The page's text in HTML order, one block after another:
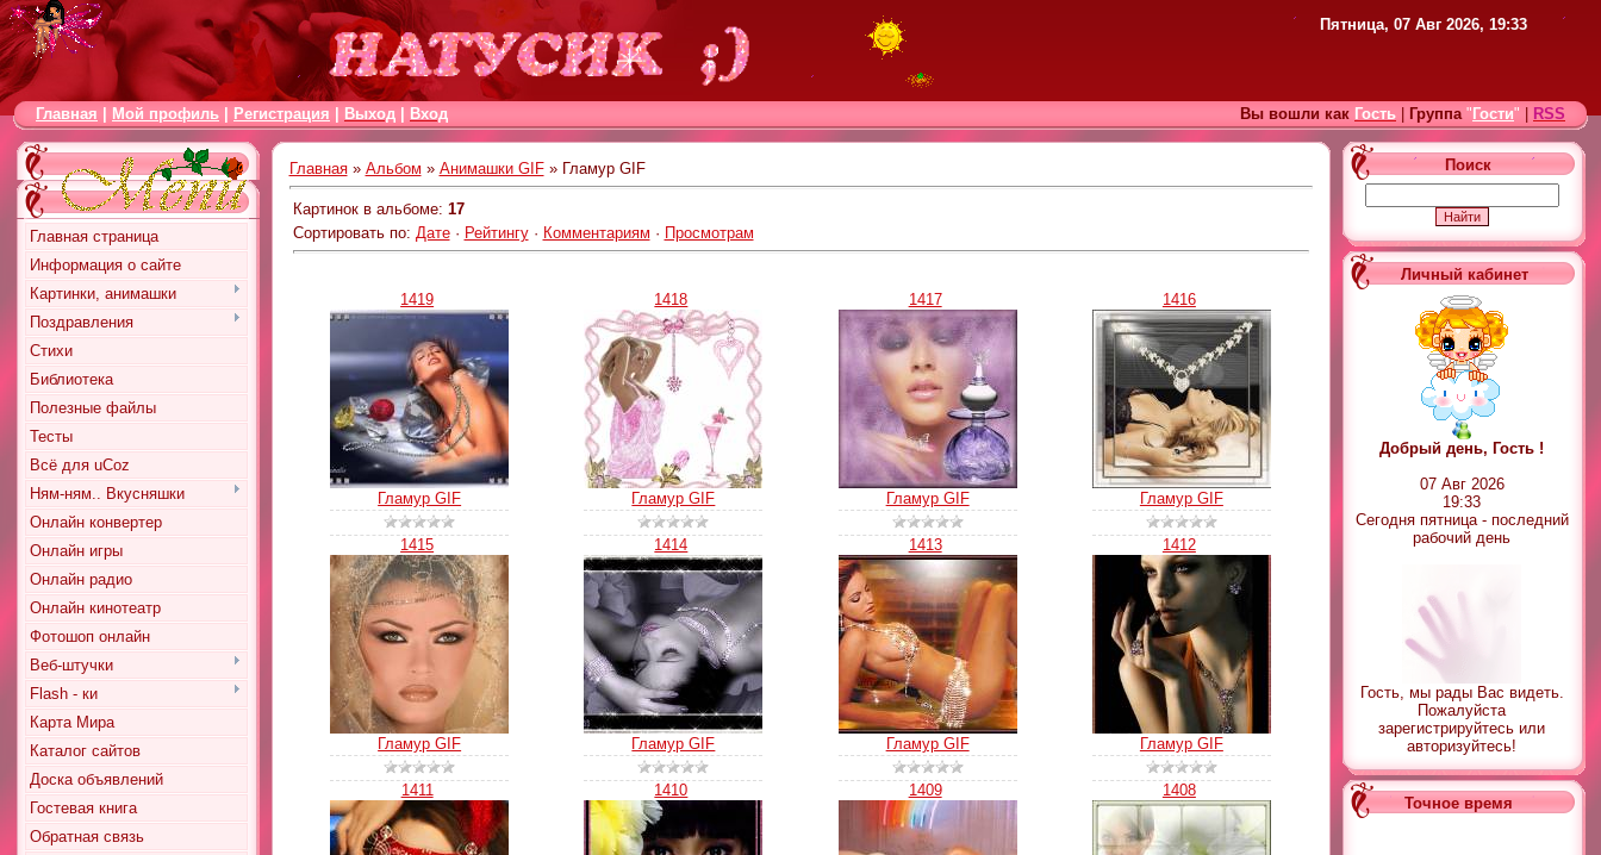
Пятница, 07 Авг 2026, 19:33
Главная Мой профиль Регистрация Выход Вход Вы вошли как Гость Группа " Гости" RSS
Главная страница
Информация о сайте
Картинки, анимашки
Поздравления
Стихи
Библиотека
Полезные файлы
Тесты
Всё для uCoz
Ням-ням.. Вкусняшки
Онлайн конвертер
Онлайн игры
Онлайн радио
Онлайн кинотеатр
Фотошоп онлайн
Веб-штучки
Flash - ки
Карта Мира
Каталог сайтов
Доска объявлений
Гостевая книга
Обратная связь
Главная» Альбом » Анимашки GIF» Гламур GIF
Картинок в альбоме: 17
Сортировать по: Дате· Рейтингу· Комментариям · Просмотрам
1419
Гламур GIF
1418
Гламур GIF
1417
Гламур GIF
1416
Гламур GIF
1415
Гламур GIF
1414
Гламур GIF
1413
Гламур GIF
1412
Гламур GIF
1411 1410 1409 1408
Поиск
Личный кабинет
Добрый день, Гость !
07 Авг 2026
19:33
Сегодня пятница - последний
рабочий день
Гость, мы рады Вас видеть.
Пожалуйста
зарегистрируйтесь или
авторизуйтесь!
Точное время